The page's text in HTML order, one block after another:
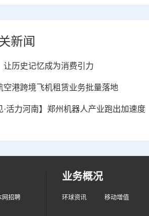
新闻
让历史记忆成为消费引力
空港跨境飞机租赁业务批量落地
·活力河南】郑州机器人产业跑出加速度
网招聘
业务概况
环球资讯 移动增值